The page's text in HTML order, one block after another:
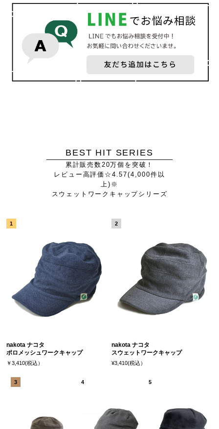
BEST HIT SERIES
累計販売数20万個を突破！
レビュー高評価☆4.57(4,000件以
上)※
スウェットワークキャップシリーズ
nakota ナコタ
ポロメッシュワークキャップ
￥3,410(税込）
nakota ナコタ
スウェットワークキャップ
¥3,410(税込）